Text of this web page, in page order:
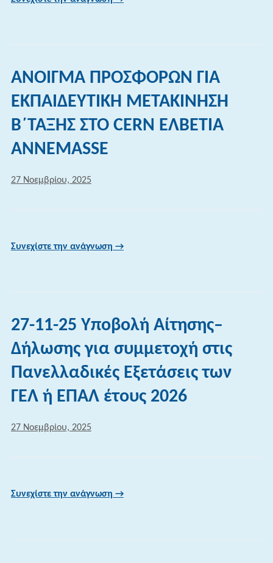
ΑΝΟΙΓΜΑ ΠΡΟΣΦΟΡΩΝ ΓΙΑ
ΕΚΠΑΙΔΕΥΤΙΚΗ ΜΕΤΑΚΙΝΗΣΗ
Β΄ΤΑΞΗΣ ΣΤΟ CERN ΕΛΒΕΤΙΑ
ANNEMASSE
27 Νοεμβρίου, 2025
Συνεχίστε την ανάγνωση →
27-11-25 Υποβολή Αίτησης–
Δήλωσης για συμμετοχή στις
Πανελλαδικές Εξετάσεις των
ΓΕΛ ή ΕΠΑΛ έτους 2026
27 Νοεμβρίου, 2025
Συνεχίστε την ανάγνωση →